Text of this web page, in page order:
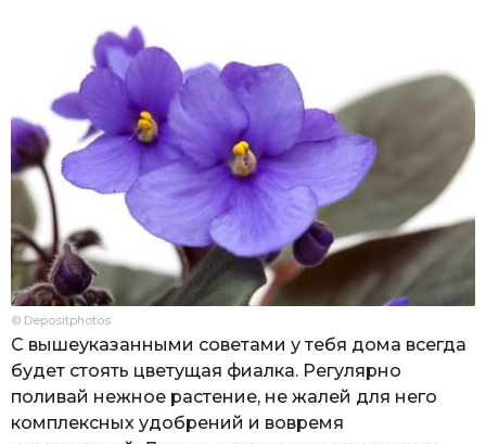
© Depositphotos
С вышеуказанными советами у тебя дома всегда
будет стоять цветущая фиалка. Регулярно
поливай нежное растение, не жалей для него
комплексных удобрений и вовремя